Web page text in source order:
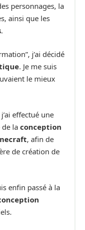
personnages, la
ainsi que les
.
j’ai décidé
. Je me suis
le mieux
effectué une
de laconception
, afin de
de création de
enfin passé à la